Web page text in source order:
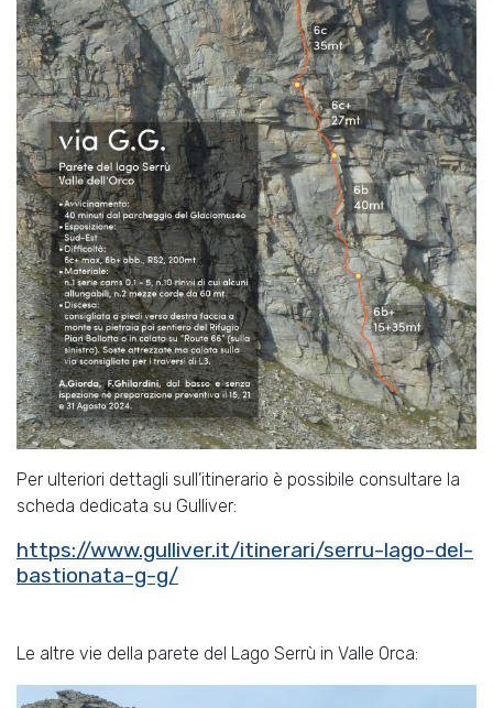
Per ulteriori dettagli sull’itinerario è possibile consultare la
scheda dedicata su Gulliver:
https://www.gulliver.it/itinerari/serru-lago-del-
bastionata-g-g/
Le altre vie della parete del Lago Serrù in Valle Orca: